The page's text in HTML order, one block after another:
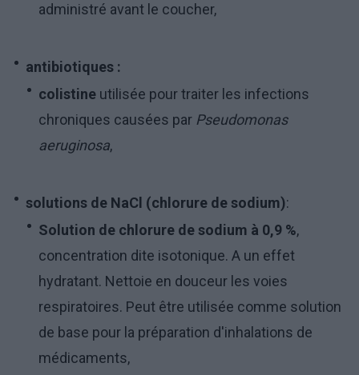
administré avant le coucher,
antibiotiques :
colistine utilisée pour traiter les infections
chroniques causées par Pseudomonas
aeruginosa,
solutions de NaCl (chlorure de sodium):
Solution de chlorure de sodium à 0,9 %,
concentration dite isotonique. A un effet
hydratant. Nettoie en douceur les voies
respiratoires. Peut être utilisée comme solution
de base pour la préparation d'inhalations de
médicaments,